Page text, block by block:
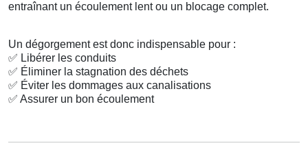
entraînant un écoulement lent ou un blocage complet.
Un dégorgement est donc indispensable pour :
✅ Libérer les conduits
✅ Éliminer la stagnation des déchets
✅ Éviter les dommages aux canalisations
✅ Assurer un bon écoulement